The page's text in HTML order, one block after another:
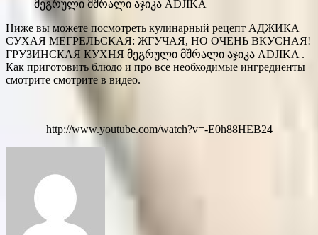
Ниже вы можете посмотреть кулинарный рецепт АДЖИКА
СУХАЯ МЕГРЕЛЬСКАЯ: ЖГУЧАЯ, НО ОЧЕНЬ ВКУСНАЯ!
ГРУЗИНСКАЯ КУХНЯ მეგრული მშრალი აჯიკა ADJIKA .
Как приготовить блюдо и про все необходимые ингредиенты
смотрите смотрите в видео.
http://www.youtube.com/watch?v=-E0h88HEB24